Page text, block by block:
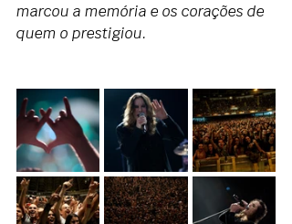
marcou a memória e os corações de
quem o prestigiou.